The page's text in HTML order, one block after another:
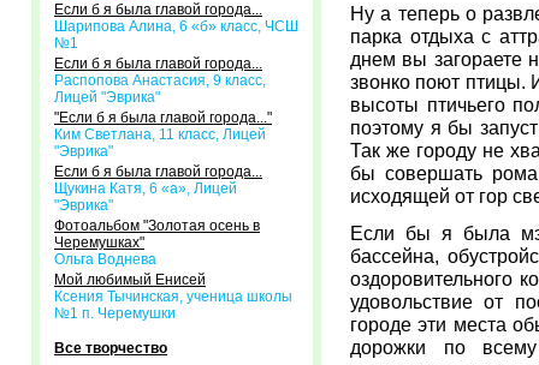
Если б я была главой города...
Шарипова Алина, 6 «б» класс, ЧСШ
№1
Если б я была главой города...
Распопова Анастасия, 9 класс,
Лицей "Эврика"
"Если б я была главой города..."
Ким Светлана, 11 класс, Лицей
"Эврика"
Если б я была главой города...
Щукина Катя, 6 «а», Лицей
"Эврика"
Фотоальбом "Золотая осень в
Черемушках"
Ольга Воднева
Мой любимый Енисей
Ксения Тычинская, ученица школы
№1 п. Черемушки
Все творчество
Ну а теперь о
парка отдыха с
днем вы загораете
звонко поют птицы.
высоты птичьего
поэтому я бы
Так же городу не
бы совершать
исходящей от гор
Если бы я была
бассейна,
оздоровительного
удовольствие от
городе эти места
дорожки по